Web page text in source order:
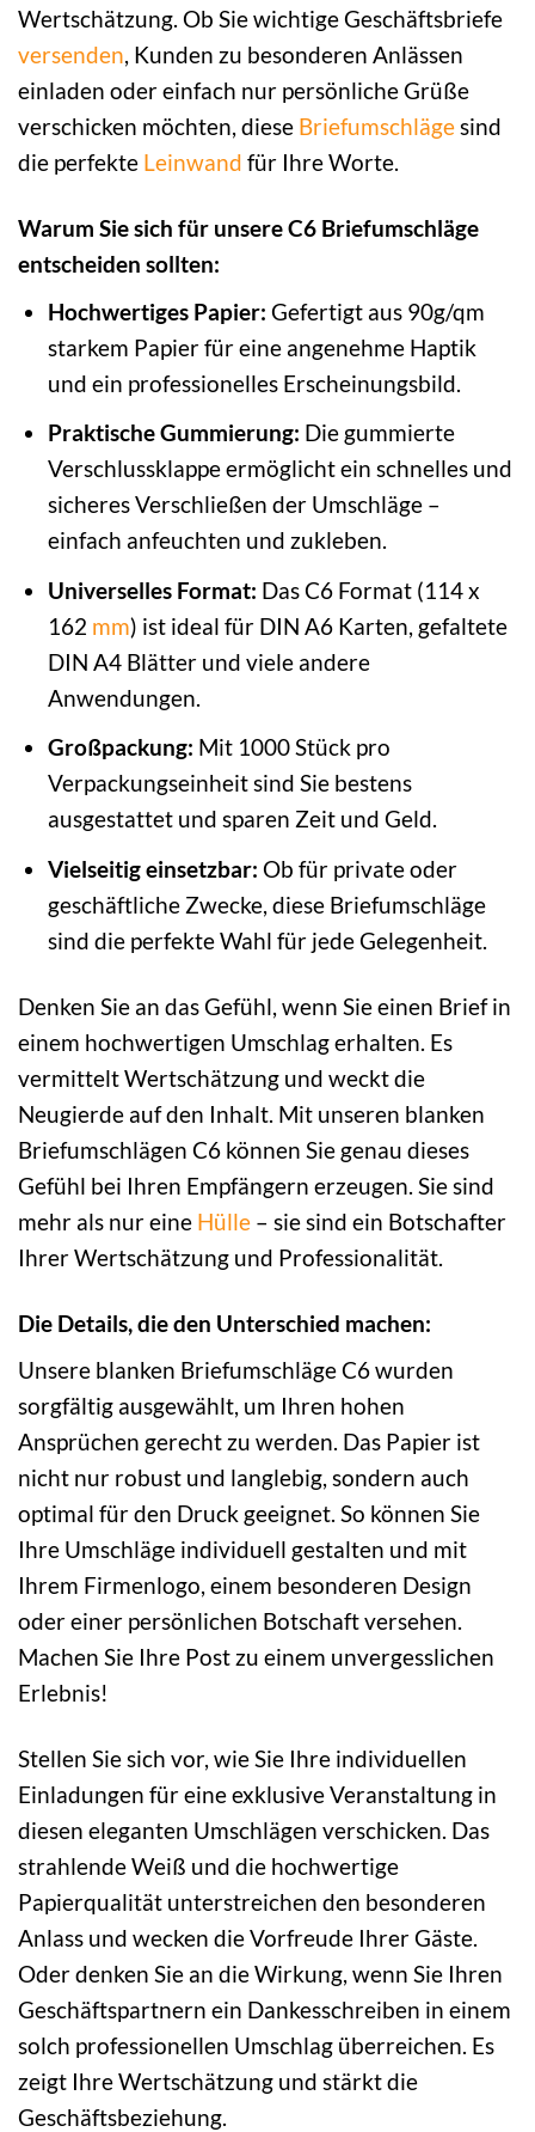
Wertschätzung. Ob Sie wichtige Geschäftsbriefe
versenden, Kunden zu besonderen Anlässen
einladen oder einfach nur persönliche Grüße
verschicken möchten, diese Briefumschlägesind
die perfekte Leinwand für Ihre Worte.
Warum Sie sich für unsere C6 Briefumschläge
entscheiden sollten:
Hochwertiges Papier: Gefertigt aus 90g/qm
starkem Papier für eine angenehme Haptik
und ein professionelles Erscheinungsbild.
Praktische Gummierung: Die gummierte
Verschlussklappe ermöglicht ein schnelles und
sicheres Verschließen der Umschläge –
einfach anfeuchten und zukleben.
Universelles Format: Das C6 Format (114 x
162 mm) ist ideal für DIN A6 Karten, gefaltete
DIN A4 Blätter und viele andere
Anwendungen.
Großpackung: Mit 1000 Stück pro
Verpackungseinheit sind Sie bestens
ausgestattet und sparen Zeit und Geld.
Vielseitig einsetzbar: Ob für private oder
geschäftliche Zwecke, diese Briefumschläge
sind die perfekte Wahl für jede Gelegenheit.
Denken Sie an das Gefühl, wenn Sie einen Brief in
einem hochwertigen Umschlag erhalten. Es
vermittelt Wertschätzung und weckt die
Neugierde auf den Inhalt. Mit unseren blanken
Briefumschlägen C6 können Sie genau dieses
Gefühl bei Ihren Empfängern erzeugen. Sie sind
mehr als nur eine Hülle – sie sind ein Botschafter
Ihrer Wertschätzung und Professionalität.
Die Details, die den Unterschied machen:
Unsere blanken Briefumschläge C6 wurden
sorgfältig ausgewählt, um Ihren hohen
Ansprüchen gerecht zu werden. Das Papier ist
nicht nur robust und langlebig, sondern auch
optimal für den Druck geeignet. So können Sie
Ihre Umschläge individuell gestalten und mit
Ihrem Firmenlogo, einem besonderen Design
oder einer persönlichen Botschaft versehen.
Machen Sie Ihre Post zu einem unvergesslichen
Erlebnis!
Stellen Sie sich vor, wie Sie Ihre individuellen
Einladungen für eine exklusive Veranstaltung in
diesen eleganten Umschlägen verschicken. Das
strahlende Weiß und die hochwertige
Papierqualität unterstreichen den besonderen
Anlass und wecken die Vorfreude Ihrer Gäste.
Oder denken Sie an die Wirkung, wenn Sie Ihren
Geschäftspartnern ein Dankesschreiben in einem
solch professionellen Umschlag überreichen. Es
zeigt Ihre Wertschätzung und stärkt die
Geschäftsbeziehung.